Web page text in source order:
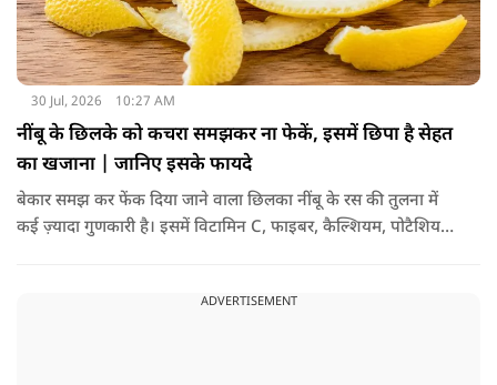
30 Jul, 2026 10:27 AM
नींबू के छिलके को कचरा समझकर ना फेकें, इसमें छिपा है सेहत
का खजाना | जानिए इसके फायदे
बेकार समझ कर फेंक दिया जाने वाला छिलका नींबू के रस की तुलना में
कई ज़्यादा गुणकारी है। इसमें विटामिन C, फाइबर, कैल्शियम, पोटैशियम
जाए तो ये आपकी सेहत के लिए किसी संजीवनी की तरह काम करता है।
ADVERTISEMENT